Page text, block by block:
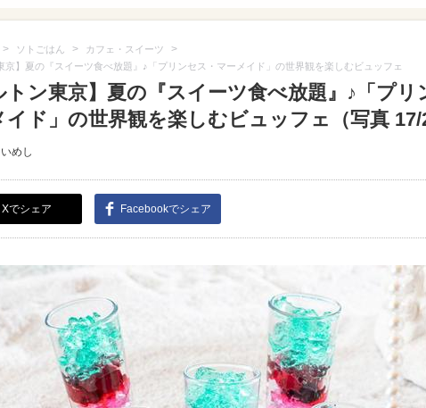
> ソトごはん > カフェ・スイーツ >
京】夏の『スイーツ食べ放題』♪「プリンセス・マーメイド」の世界観を楽しむビュッフェ
トン東京】夏の『スイーツ食べ放題』♪「プリ
イド」の世界観を楽しむビュッフェ（写真 17/
めし
Xでシェア Facebookでシェア